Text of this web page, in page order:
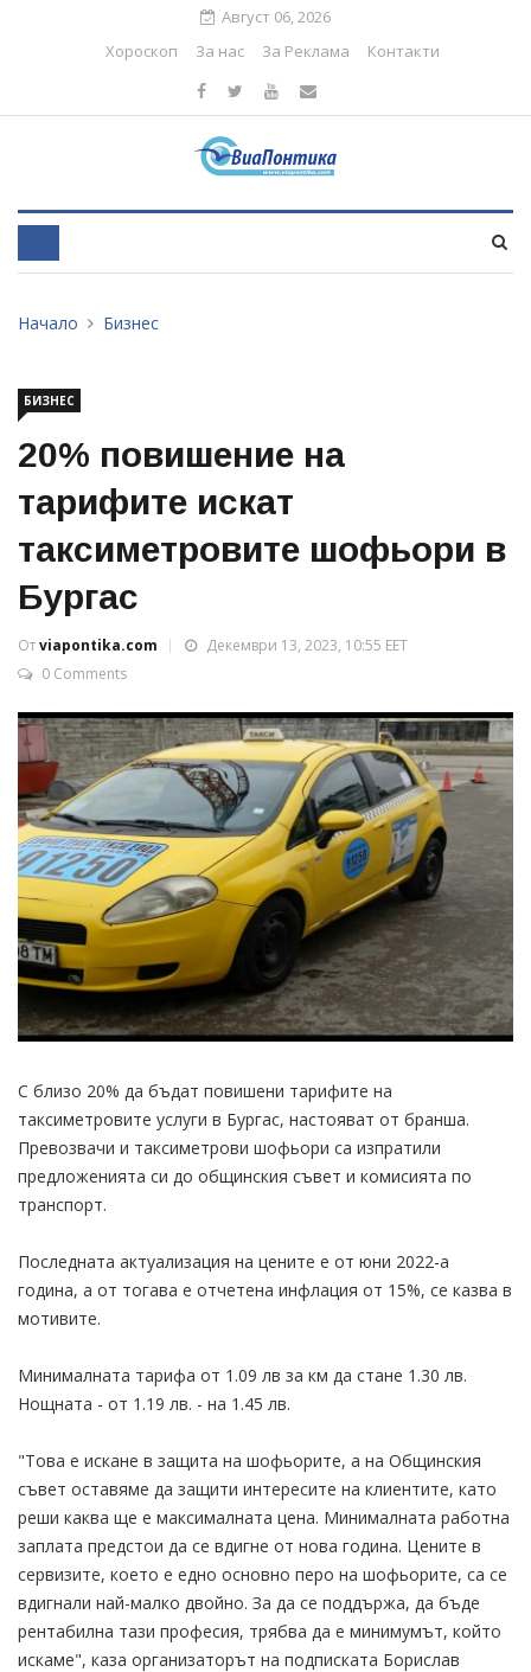
Август 06, 2026
Хороскоп
За нас За Реклама Контакти
Начало Бизнес
БИЗНЕС
20% повишение на
тарифите искат
таксиметровите шофьори в
Бургас
Отviapontika.com
Декември 13, 2023, 10:55 EET
0 Comments
С близо 20% да бъдат повишени тарифите на
таксиметровите услуги в Бургас, настояват от бранша.
Превозвачи и таксиметрови шофьори са изпратили
предложенията си до общинския съвет и комисията по
транспорт.
Последната актуализация на цените е от юни 2022-а
година, а от тогава е отчетена инфлация от 15%, се казва в
мотивите.
Минималната тарифа от 1.09 лв за км да стане 1.30 лв.
Нощната - от 1.19 лв. - на 1.45 лв.
"Това е искане в защита на шофьорите, а на Общинския
съвет оставяме да защити интересите на клиентите, като
реши каква ще е максималната цена. Минималната работна
заплата предстои да се вдигне от нова година. Цените в
сервизите, което е едно основно перо на шофьорите, са се
вдигнали най-малко двойно. За да се поддържа, да бъде
рентабилна тази професия, трябва да е минимумът, който
искаме", каза организаторът на подписката Борислав